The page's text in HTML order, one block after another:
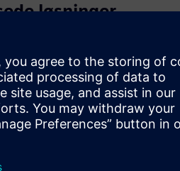
løsninger
i 1PH3 Pro-porteføljen
mellom ytelse og